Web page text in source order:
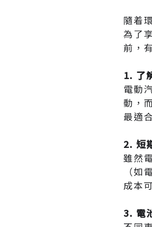
隨着
為了
前，
1. 了
電動
動，
最適
2. 短
雖然
（
成本
3. 電